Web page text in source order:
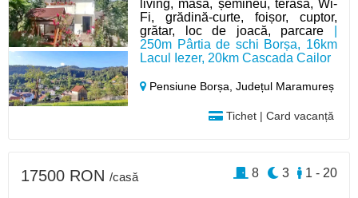
living, masă, șemineu, terasă, Wi-
Fi, grădină-curte, foișor, cuptor,
grătar, loc de joacă, parcare
250m Pârtia de schi Borșa, 16km
Lacul Iezer, 20km Cascada Cailor
Pensiune Borșa,Județul Maramureș
Tichet | Card vacanță
17500 RON /casă 1 - 20
3
8